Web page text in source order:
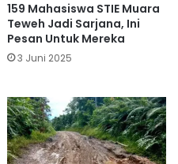
159 Mahasiswa STIE Muara
Teweh Jadi Sarjana, Ini
Pesan Untuk Mereka
3 Juni 2025